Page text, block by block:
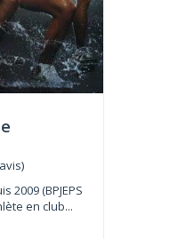
2009 (BPJEPS
en club...